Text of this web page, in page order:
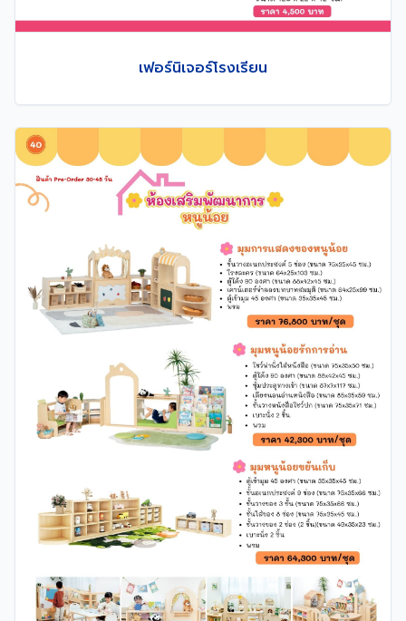
เฟอร์นิเจอร์โรงเรียน